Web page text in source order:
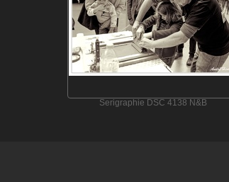
Serigraphie DSC 4138 N&B